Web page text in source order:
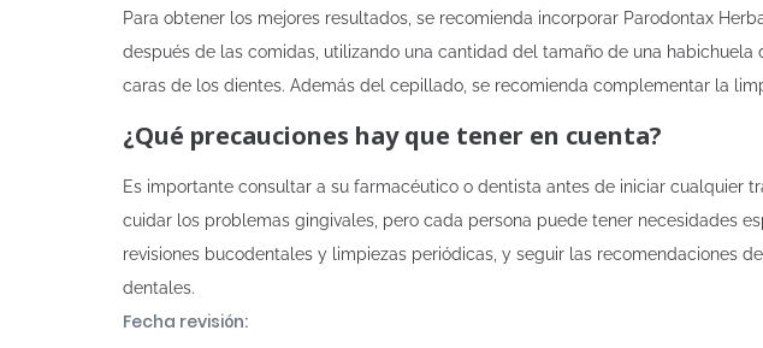
Para obtener los mejores resultados, se recomienda incorporar Parodontax
después de las comidas, utilizando una cantidad del tamaño de una
caras de los dientes. Además del cepillado, se recomienda complementar la
¿Qué precauciones hay que tener en cuenta?
Es importante consultar a su farmacéutico o dentista antes de iniciar
cuidar los problemas gingivales, pero cada persona puede tener necesidades
revisiones bucodentales y limpiezas periódicas, y seguir las recomendaciones
dentales.
Fecha revisión: